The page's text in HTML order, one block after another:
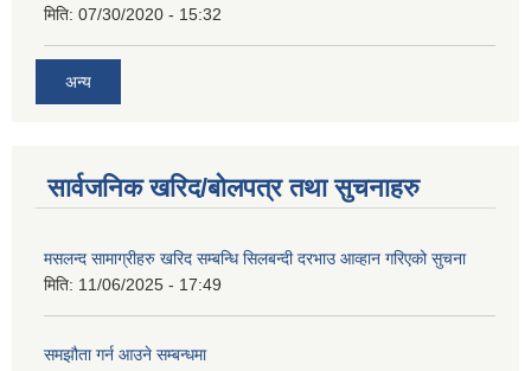
मिति: 07/30/2020 - 15:32
अन्य
सार्वजनिक खरिद/बोलपत्र तथा सुचनाहरु
मसलन्द सामाग्रीहरु खरिद सम्बन्धि सिलबन्दी दरभाउ आव्हान गरिएको सुचना
मिति: 11/06/2025 - 17:49
समझौता गर्न आउने सम्बन्धमा